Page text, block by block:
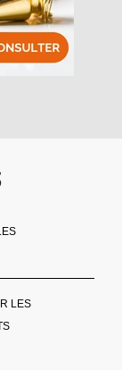
LES